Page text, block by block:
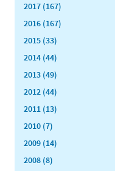
2017 (167)
2016 (167)
2015 (33)
2014 (44)
2013 (49)
2012 (44)
2011 (13)
2010 (7)
2009 (14)
2008 (8)